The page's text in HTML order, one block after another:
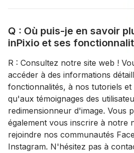
Q : Où puis-je en savoir
inPixio et ses
R : Consultez notre site web !
accéder à des informations
fonctionnalités, à nos tutoriels et
qu'aux témoignages des
redimensionneur d'image. Vous
également vous inscrire à notre
rejoindre nos communautés
Instagram. N'hésitez pas à